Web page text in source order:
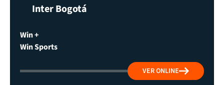
Inter Bogotá
Win +
Win Sports
VER ONLINE